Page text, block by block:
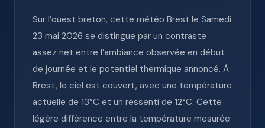
Sur l’ouest breton, cette météo Brest le Samedi
23 mai 2026 se distingue par un contraste
assez net entre l’ambiance observée en début
de journée et le potentiel thermique annoncé. À
Brest, le ciel est couvert, avec une température
actuelle de 13°C et un ressenti de 12°C. Cette
légère différence entre la température mesurée